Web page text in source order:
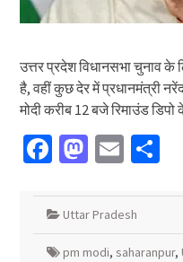
उत्तर प्रदेश विधानसभा चुनाव
है, वहीं कुछ देर में प्रधानमंत्री
मोदी करीब 12 बजे रिमाउंड डिपो
Facebook
Email
Uttar Pradesh
pm modi, saharanpur,